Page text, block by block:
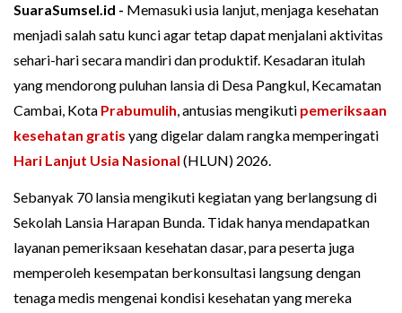
SuaraSumsel.id - Memasuki usia lanjut, menjaga kesehatan
menjadi salah satu kunci agar tetap dapat menjalani aktivitas
sehari-hari secara mandiri dan produktif. Kesadaran itulah
yang mendorong puluhan lansia di Desa Pangkul, Kecamatan
Cambai, Kota Prabumulih, antusias mengikuti pemeriksaan
kesehatan gratis yang digelar dalam rangka memperingati
Hari Lanjut Usia Nasional (HLUN) 2026.
Sebanyak 70 lansia mengikuti kegiatan yang berlangsung di
Sekolah Lansia Harapan Bunda. Tidak hanya mendapatkan
layanan pemeriksaan kesehatan dasar, para peserta juga
memperoleh kesempatan berkonsultasi langsung dengan
tenaga medis mengenai kondisi kesehatan yang mereka